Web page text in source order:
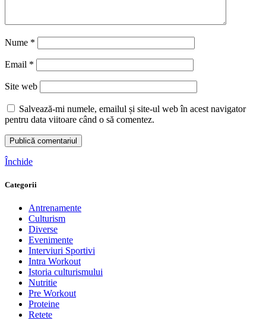
Nume *
Email *
Site web
Salvează-mi numele, emailul și site-ul web în acest navigator
pentru data viitoare când o să comentez.
Închide
Categorii
Antrenamente
Culturism
Diverse
Evenimente
Interviuri Sportivi
Intra Workout
Istoria culturismului
Nutritie
Pre Workout
Proteine
Retete